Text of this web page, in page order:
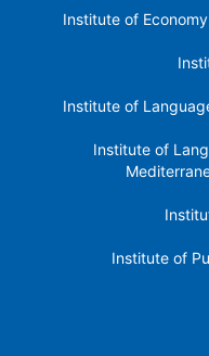
Institute of
Institute of
Institute of
Institute of